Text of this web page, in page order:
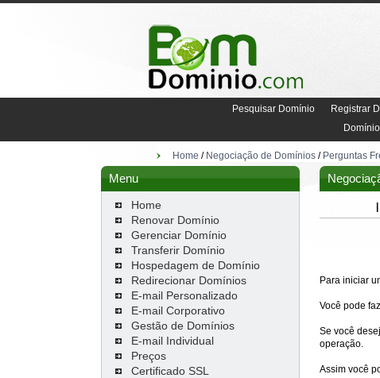
Pesquisar Domínio Registrar
Home / Negociação de Domínios / Perguntas
Menu
Home
Renovar Domínio
Gerenciar Domínio
Transferir Domínio
Hospedagem de Domínio
Redirecionar Domínios
E-mail Personalizado
E-mail Corporativo
Gestão de Domínios
E-mail Individual
Preços
Certificado SSL
|
Para iniciar
Você pode
Se você
operação.
Assim você